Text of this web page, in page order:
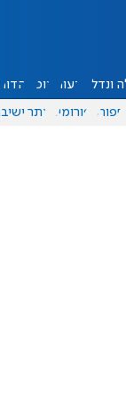
ונדל"ן דעות אוכל יהדות
ספורט פורומים אתר